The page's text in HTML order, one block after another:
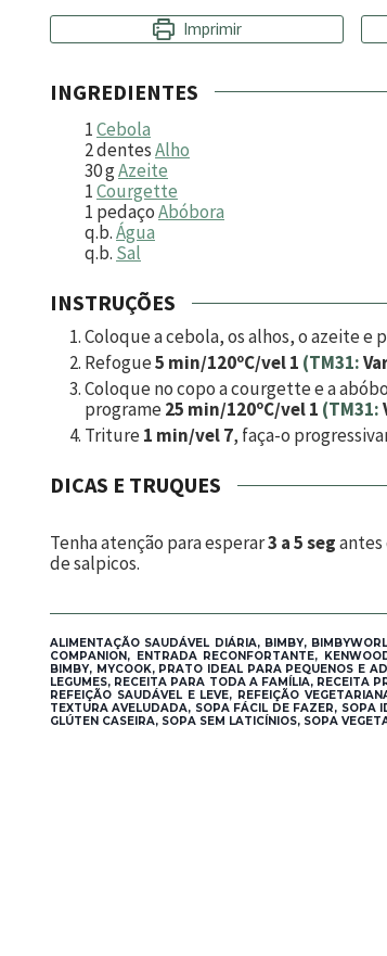
Imprimir
INGREDIENTES
1Cebola
2dentesAlho
30gAzeite
1Courgette
1 pedaçoAbóbora
q.b.Água
q.b. Sal
INSTRUÇÕES
Coloque a cebola, os alhos, o azeite e
Refogue5 min/120ºC/vel 1 (TM31:
Coloque no copo a courgette e a
programe25 min/120ºC/vel 1 (TM31:
Triture1 min/vel 7, faça-o
DICAS E TRUQUES
Tenha atenção para esperar3 a 5 segantes
de salpicos.
ALIMENTAÇÃO SAUDÁVEL DIÁRIA, BIMBY,
COMPANION, ENTRADA RECONFORTANTE,
BIMBY, MYCOOK, PRATO IDEAL PARA PEQUENOS E
LEGUMES, RECEITA PARA TODA A FAMÍLIA, RECEITA
REFEIÇÃO SAUDÁVEL E LEVE, REFEIÇÃO
TEXTURA AVELUDADA, SOPA FÁCIL DE FAZER, SOPA
GLÚTEN CASEIRA, SOPA SEM LATICÍNIOS, SOPA